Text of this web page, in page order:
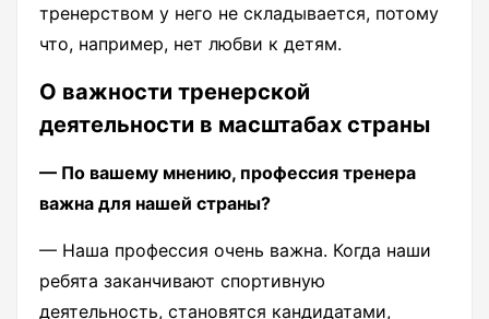
тренерством у него не складывается, потому
что, например, нет любви к детям.
О важности тренерской
деятельности в масштабах страны
— По вашему мнению, профессия тренера
важна для нашей страны?
— Наша профессия очень важна. Когда наши
ребята заканчивают спортивную
деятельность, становятся кандидатами,